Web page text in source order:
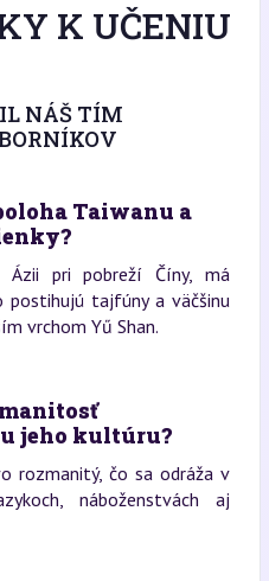
K UČENIU
NÁŠ TÍM
Taiwanu a
Ázii pri pobreží Číny, má
postihujú tajfúny a väčšinu
vrchom Yű Shan.
jeho kultúru?
rozmanitý, čo sa odráža v
náboženstvách aj